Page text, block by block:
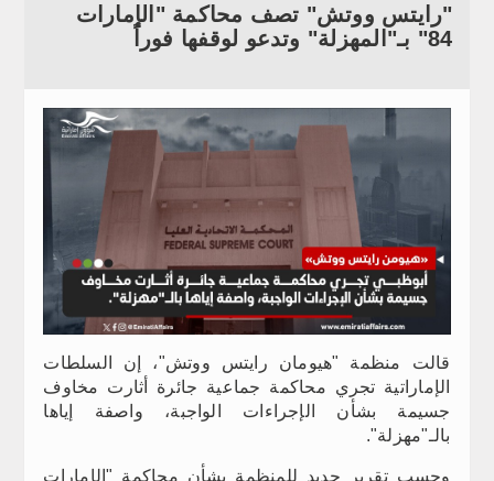
"رايتس ووتش" تصف محاكمة "الإمارات
84" بـ"المهزلة" وتدعو لوقفها فوراً
قالت منظمة "هيومان رايتس ووتش"، إن السلطات
الإماراتية تجري محاكمة جماعية جائرة أثارت مخاوف
جسيمة بشأن الإجراءات الواجبة، واصفة إياها
بالـ"مهزلة".
وحسب تقرير جديد للمنظمة بشأن محاكمة "الإمارات